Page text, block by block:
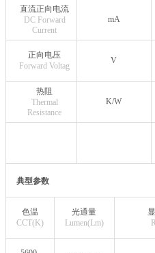
直流正向电流
DC Forward
Current
mA
正向电压
Forward Voltag
V
热阻
Thermal
Resistance
K/W
典型参数
色温
CCT(K)
光通量
Lumen(Lm)